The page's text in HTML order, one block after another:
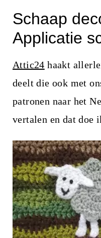
Schaap
Applicatie
Attic24 haakt
deelt die ook met
patronen naar het
vertalen en dat doe